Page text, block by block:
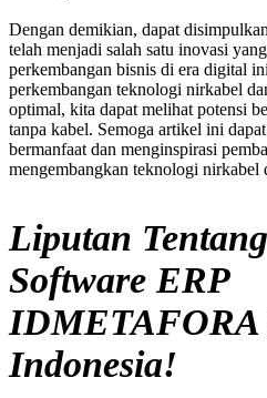
Dengan demikian, dapat
telah menjadi salah satu inovasi
perkembangan bisnis di era digital
perkembangan teknologi nirkabel
optimal, kita dapat melihat potensi
tanpa kabel. Semoga artikel ini
bermanfaat dan menginspirasi
mengembangkan teknologi nirkabel
Liputan
Software ERP
IDMETAFORA
Indonesia!